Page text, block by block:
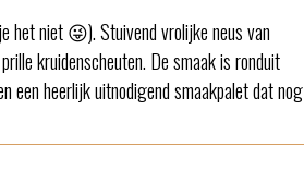
het niet 😜). Stuivend vrolijke neus van
kruidenscheuten. De smaak is ronduit
een heerlijk uitnodigend smaakpalet dat nog